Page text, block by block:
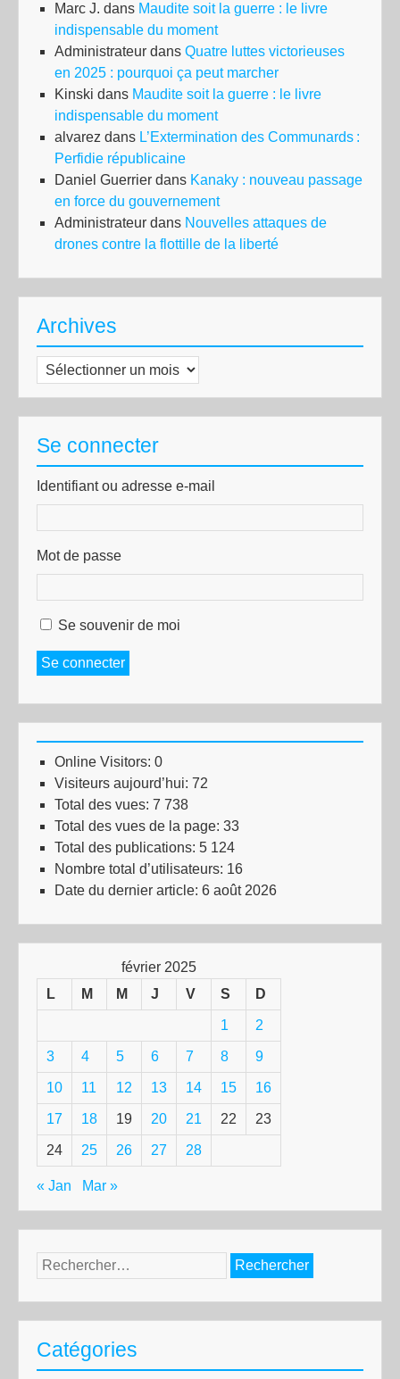
Marc J. dans Maudite soit la guerre : le livre
indispensable du moment
Administrateur dans Quatre luttes victorieuses
en 2025 : pourquoi ça peut marcher
Kinski dans Maudite soit la guerre : le livre
indispensable du moment
alvarez dans L’Extermination des Communards :
Perfidie républicaine
Daniel Guerrier dans Kanaky : nouveau passage
en force du gouvernement
Administrateur dans Nouvelles attaques de
drones contre la flottille de la liberté
Archives
Archives
Se connecter
Identifiant ou adresse e-mail
Mot de passe
Se souvenir de moi
Se connecter
Online Visitors: 0
Visiteurs aujourd’hui: 72
Total des vues: 7 738
Total des vues de la page: 33
Total des publications: 5 124
Nombre total d’utilisateurs: 16
Date du dernier article: 6 août 2026
février 2025
L
M M J V S D
1 2
3 4 5 6 7 8 9
10 11 12 13 14 15 16
17 18 19 20 21 22 23
24 25 26 27 28
« Jan Mar »
Rechercher :
Catégories